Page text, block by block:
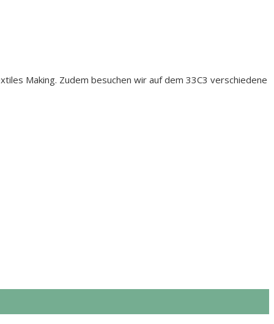
Making. Zudem besuchen wir auf dem 33C3 verschiedene